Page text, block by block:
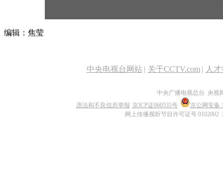
编辑：焦莹
中央电视台网站 | 关于CCTV.com | 人
中央广播电视总台 央视
违法和不良信息举报 京ICP证060535号
京公网安备
网上传播视听节目许可证号 0102002